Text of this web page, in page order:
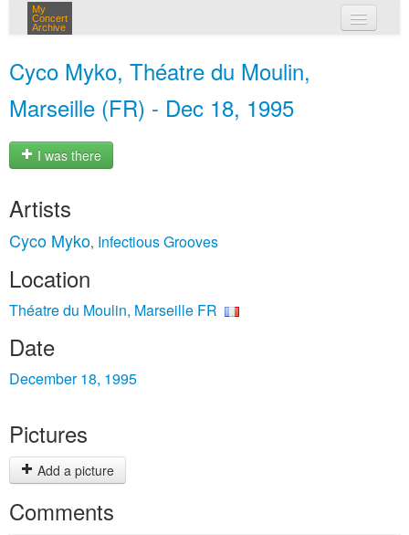
My
Concert
Archive
Cyco Myko, Théatre du Moulin,
Marseille (FR) - Dec 18, 1995
I was there
Artists
Cyco Myko, Infectious Grooves
Location
Théatre du Moulin, Marseille FR
Date
December 18, 1995
Pictures
Add a picture
Comments